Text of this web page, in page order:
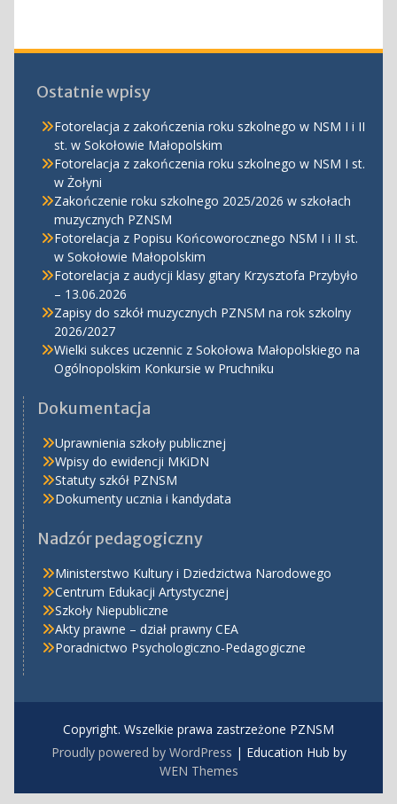
Ostatnie wpisy
Fotorelacja z zakończenia roku szkolnego w NSM I i II
st. w Sokołowie Małopolskim
Fotorelacja z zakończenia roku szkolnego w NSM I st.
w Żołyni
Zakończenie roku szkolnego 2025/2026 w szkołach
muzycznych PZNSM
Fotorelacja z Popisu Końcoworocznego NSM I i II st.
w Sokołowie Małopolskim
Fotorelacja z audycji klasy gitary Krzysztofa Przybyło
– 13.06.2026
Zapisy do szkół muzycznych PZNSM na rok szkolny
2026/2027
Wielki sukces uczennic z Sokołowa Małopolskiego na
Ogólnopolskim Konkursie w Pruchniku
Dokumentacja
Uprawnienia szkoły publicznej
Wpisy do ewidencji MKiDN
Statuty szkół PZNSM
Dokumenty ucznia i kandydata
Nadzór pedagogiczny
Ministerstwo Kultury i Dziedzictwa Narodowego
Centrum Edukacji Artystycznej
Szkoły Niepubliczne
Akty prawne – dział prawny CEA
Poradnictwo Psychologiczno-Pedagogiczne
Copyright. Wszelkie prawa zastrzeżone PZNSM
Proudly powered by WordPress | Education Hub by
WEN Themes